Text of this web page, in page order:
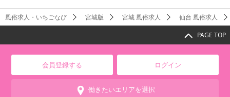
風俗求人・いちごなび 宮城版 宮城 風俗求人 仙台 風俗求人
PAGE TOP
会員登録する ログイン
働きたいエリアを選択